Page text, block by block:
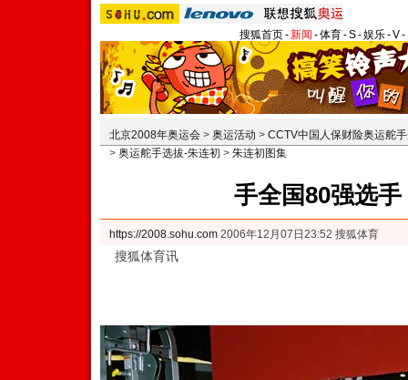
搜狐首页-新闻 -体育-S-娱乐-V-
北京2008年奥运会 > 奥运活动 > CCTV中国人保财险奥运舵
> 奥运舵手选拔-朱连初 > 朱连初图集
手全国80强选
https://2008.sohu.com 2006年12月07日23:52 搜狐体育
搜狐体育讯